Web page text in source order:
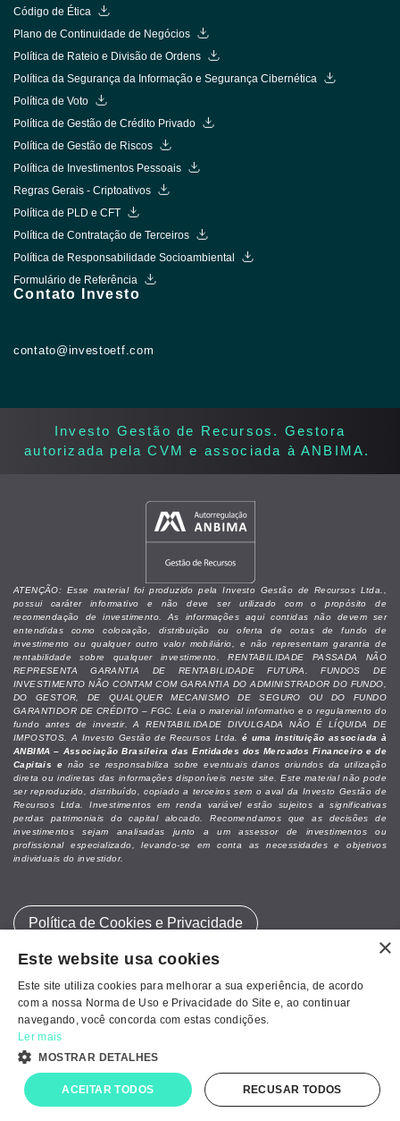
Código de Ética
Plano de Continuidade de Negócios
Política de Rateio e Divisão de Ordens
Política da Segurança da Informação e Segurança Cibernética
Política de Voto
Política de Gestão de Crédito Privado
Política de Gestão de Riscos
Política de Investimentos Pessoais
Regras Gerais - Criptoativos
Política de PLD e CFT
Política de Contratação de Terceiros
Política de Responsabilidade Socioambiental
Formulário de Referência
Contato Investo
contato@investoetf.com
Investo Gestão de Recursos. Gestora
autorizada pela CVM e associada à ANBIMA. ​
ATENÇÃO: Esse material foi produzido pela Investo Gestão de Recursos Ltda.,
possui caráter informativo e não deve ser utilizado com o propósito de
recomendação de investimento. As informações aqui contidas não devem ser
entendidas como colocação, distribuição ou oferta de cotas de fundo de
investimento ou qualquer outro valor mobiliário, e não representam garantia de
rentabilidade sobre qualquer investimento. RENTABILIDADE PASSADA NÃO
REPRESENTA GARANTIA DE RENTABILIDADE FUTURA. FUNDOS DE
INVESTIMENTO NÃO CONTAM COM GARANTIA DO ADMINISTRADOR DO FUNDO,
DO GESTOR, DE QUALQUER MECANISMO DE SEGURO OU DO FUNDO
GARANTIDOR DE CRÉDITO – FGC. Leia o material informativo e o regulamento do
fundo antes de investir. A RENTABILIDADE DIVULGADA NÃO É LÍQUIDA DE
IMPOSTOS. A Investo Gestão de Recursos Ltda. é uma instituição associada à
ANBIMA – Associação Brasileira das Entidades dos Mercados Financeiro e de
Capitais e não se responsabiliza sobre eventuais danos oriundos da utilização
direta ou indiretas das informações disponíveis neste site. Este material não pode
ser reproduzido, distribuído, copiado a terceiros sem o aval da Investo Gestão de
Recursos Ltda. Investimentos em renda variável estão sujeitos a significativas
perdas patrimoniais do capital alocado. Recomendamos que as decisões de
investimentos sejam analisadas junto a um assessor de investimentos ou
profissional especializado, levando-se em conta as necessidades e objetivos
individuais do investidor.
Política de Cookies e Privacidade
Powered byMZ
×
Este website usa cookies
Este site utiliza cookies para melhorar a sua experiência, de acordo
com a nossa Norma de Uso e Privacidade do Site e, ao continuar
navegando, você concorda com estas condições.
Ler mais
MOSTRAR DETALHES
ACEITAR TODOS RECUSAR TODOS